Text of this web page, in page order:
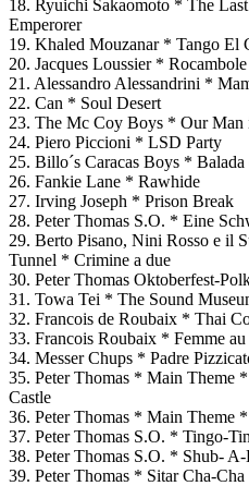
18. Ryuichi Sakaomoto * The
Emperorer
19. Khaled Mouzanar * Tango El
20. Jacques Loussier * Rocambole
21. Alessandro Alessandrini *
22. Can * Soul Desert
23. The Mc Coy Boys * Our Man
24. Piero Piccioni * LSD Party
25. Billo´s Caracas Boys * Balada
26. Fankie Lane * Rawhide
27. Irving Joseph * Prison Break
28. Peter Thomas S.O. * Eine
29. Berto Pisano, Nini Rosso e il
Tunnel * Crimine a due
30. Peter Thomas Oktoberfest-
31. Towa Tei * The Sound
32. Francois de Roubaix * Thai
33. Francois Roubaix * Femme au
34. Messer Chups * Padre
35. Peter Thomas * Main Theme
Castle
36. Peter Thomas * Main Theme
37. Peter Thomas S.O. * Tingo-
38. Peter Thomas S.O. * Shub-
39. Peter Thomas * Sitar Cha-